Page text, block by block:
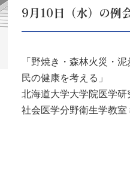
9月10日（水）の例
「野焼き・森林火災・
民の健康を考える」
北海道大学大学院医学研
社会医学分野衛生学教室